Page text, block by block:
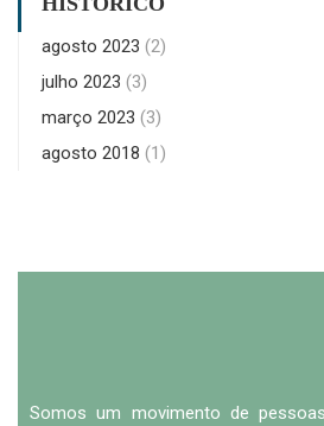
agosto 2023 (2)
julho 2023 (3)
março 2023 (3)
agosto 2018 (1)
Somos um movimento de